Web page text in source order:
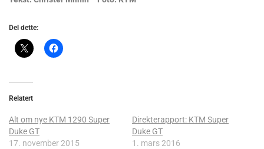
Del dette:
Relatert
Alt om nye KTM 1290 Super
Duke GT
17. november 2015
Direkterapport: KTM Super
Duke GT
1. mars 2016